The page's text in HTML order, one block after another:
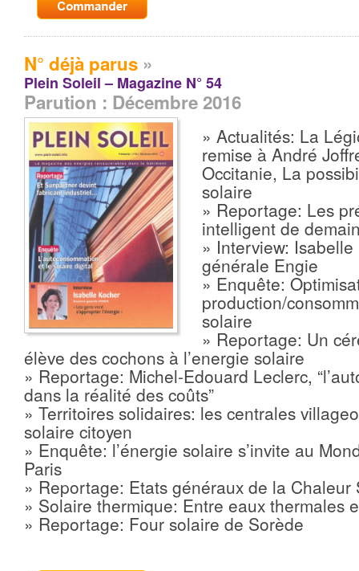
N° déjà parus »
Plein Soleil – Magazine N° 54
Parution : Décembre 2016
» Actualités: La
remise à André
Occitanie, La
solaire
» Reportage: Les
intelligent de
» Interview:
générale Engie
» Enquête:
production/
solaire
» Reportage: Un
élève des cochons à l’energie solaire
» Reportage: Michel-Edouard Leclerc,
dans la réalité des coûts”
» Territoires solidaires: les centrales
solaire citoyen
» Enquête: l’énergie solaire s’invite au
Paris
» Reportage: Etats généraux de la Chaleur
» Solaire thermique: Entre eaux thermales
» Reportage: Four solaire de Sorède